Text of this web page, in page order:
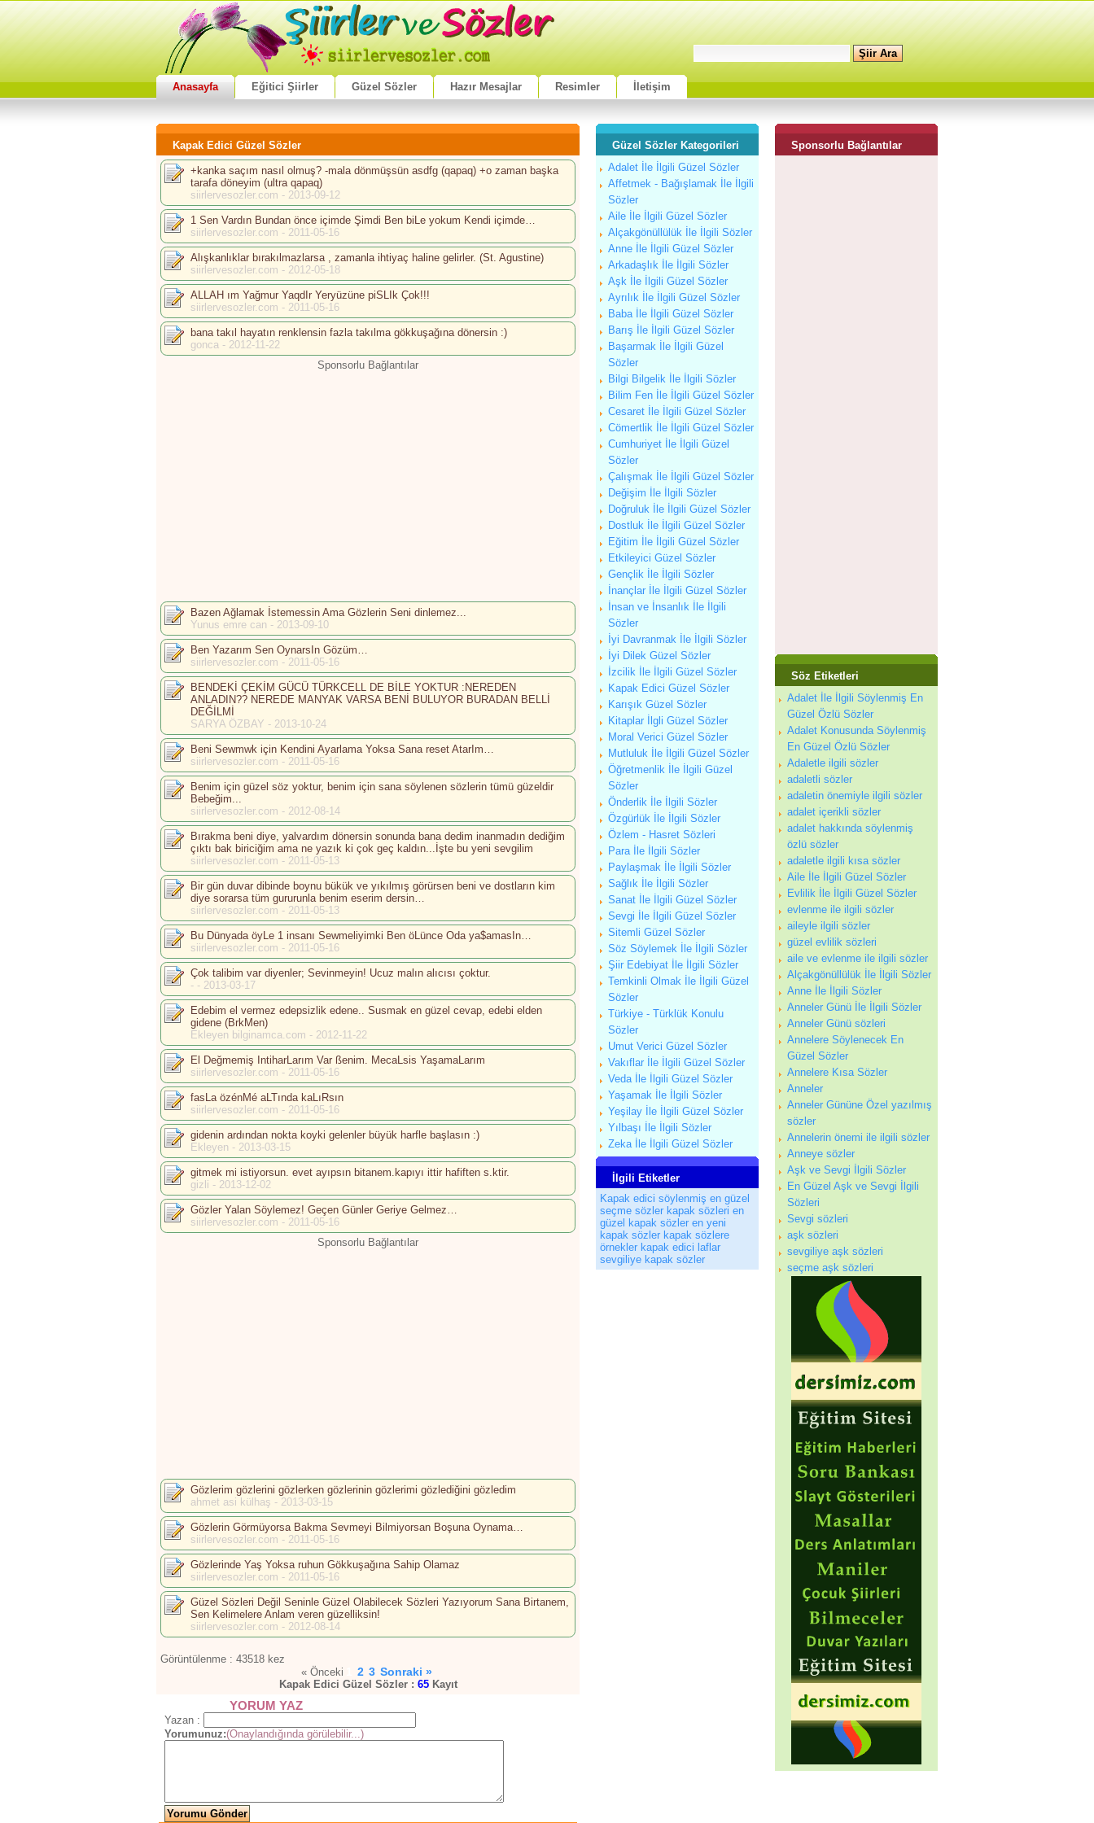
Anasayfa Eğitici Şiirler Güzel Sözler Hazır Mesajlar Resimler İletişim
Kapak Edici Güzel Sözler
+kanka saçım nasıl olmuş? -mala dönmüşsün asdfg (qapaq) +o zaman başka
tarafa döneyim (ultra qapaq)
siirlervesozler.com - 2013-09-12
1 Sen Vardın Bundan önce içimde Şimdi Ben biLe yokum Kendi içimde…
siirlervesozler.com - 2011-05-16
Alışkanlıklar bırakılmazlarsa , zamanla ihtiyaç haline gelirler. (St. Agustine)
siirlervesozler.com - 2012-05-18
ALLAH ım Yağmur YaqdIr Yeryüzüne piSLIk Çok!!!
siirlervesozler.com - 2011-05-16
bana takıl hayatın renklensin fazla takılma gökkuşağına dönersin :)
gonca - 2012-11-22
Sponsorlu Bağlantılar
Bazen Ağlamak İstemessin Ama Gözlerin Seni dinlemez...
Yunus emre can - 2013-09-10
Ben Yazarım Sen OynarsIn Gözüm…
siirlervesozler.com - 2011-05-16
BENDEKİ ÇEKİM GÜCÜ TÜRKCELL DE BİLE YOKTUR :NEREDEN
ANLADIN?? NEREDE MANYAK VARSA BENİ BULUYOR BURADAN BELLİ
DEĞİLMİ
SARYA ÖZBAY - 2013-10-24
Beni Sewmwk için Kendini Ayarlama Yoksa Sana reset AtarIm…
siirlervesozler.com - 2011-05-16
Benim için güzel söz yoktur, benim için sana söylenen sözlerin tümü güzeldir
Bebeğim...
siirlervesozler.com - 2012-08-14
Bırakma beni diye, yalvardım dönersin sonunda bana dedim inanmadın dediğim
çıktı bak biriciğim ama ne yazık ki çok geç kaldın...İşte bu yeni sevgilim
siirlervesozler.com - 2011-05-13
Bir gün duvar dibinde boynu bükük ve yıkılmış görürsen beni ve dostların kim
diye sorarsa tüm gururunla benim eserim dersin…
siirlervesozler.com - 2011-05-13
Bu Dünyada öyLe 1 insanı Sewmeliyimki Ben öLünce Oda ya$amasIn…
siirlervesozler.com - 2011-05-16
Çok talibim var diyenler; Sevinmeyin! Ucuz malın alıcısı çoktur.
- - 2013-03-17
Edebim el vermez edepsizlik edene.. Susmak en güzel cevap, edebi elden
gidene (BrkMen)
Ekleyen bilginamca.com - 2012-11-22
El Değmemiş IntiharLarım Var ßenim. MecaLsis YaşamaLarım
siirlervesozler.com - 2011-05-16
fasLa özénMé aLTında kaLıRsın
siirlervesozler.com - 2011-05-16
gidenin ardından nokta koyki gelenler büyük harfle başlasın :)
Ekleyen - 2013-03-15
gitmek mi istiyorsun. evet ayıpsın bitanem.kapıyı ittir hafiften s.ktir.
gizli - 2013-12-02
Gözler Yalan Söylemez! Geçen Günler Geriye Gelmez…
siirlervesozler.com - 2011-05-16
Sponsorlu Bağlantılar
Gözlerim gözlerini gözlerken gözlerinin gözlerimi gözlediğini gözledim
ahmet asi külhaş - 2013-03-15
Gözlerin Görmüyorsa Bakma Sevmeyi Bilmiyorsan Boşuna Oynama…
siirlervesozler.com - 2011-05-16
Gözlerinde Yaş Yoksa ruhun Gökkuşağına Sahip Olamaz
siirlervesozler.com - 2011-05-16
Güzel Sözleri Değil Seninle Güzel Olabilecek Sözleri Yazıyorum Sana Birtanem,
Sen Kelimelere Anlam veren güzelliksin!
siirlervesozler.com - 2012-08-14
Görüntülenme : 43518 kez
« Önceki
2 3 Sonraki »
Kapak Edici Güzel Sözler : 65Kayıt
YORUM YAZ
Yazan :
Yorumunuz:(Onaylandığında görülebilir...)
Güzel Sözler Kategorileri
Adalet İle İlgili Güzel Sözler
Affetmek - Bağışlamak İle İlgili
Sözler
Aile İle İlgili Güzel Sözler
Alçakgönüllülük İle İlgili Sözler
Anne İle İlgili Güzel Sözler
Arkadaşlık İle İlgili Sözler
Aşk İle İlgili Güzel Sözler
Ayrılık İle İlgili Güzel Sözler
Baba İle İlgili Güzel Sözler
Barış İle İlgili Güzel Sözler
Başarmak İle İlgili Güzel
Sözler
Bilgi Bilgelik İle İlgili Sözler
Bilim Fen İle İlgili Güzel Sözler
Cesaret İle İlgili Güzel Sözler
Cömertlik İle İlgili Güzel Sözler
Cumhuriyet İle İlgili Güzel
Sözler
Çalışmak İle İlgili Güzel Sözler
Değişim İle İlgili Sözler
Doğruluk İle İlgili Güzel Sözler
Dostluk İle İlgili Güzel Sözler
Eğitim İle İlgili Güzel Sözler
Etkileyici Güzel Sözler
Gençlik İle İlgili Sözler
İnançlar İle İlgili Güzel Sözler
İnsan ve İnsanlık İle İlgili
Sözler
İyi Davranmak İle İlgili Sözler
İyi Dilek Güzel Sözler
İzcilik İle İlgili Güzel Sözler
Kapak Edici Güzel Sözler
Karışık Güzel Sözler
Kitaplar İlgli Güzel Sözler
Moral Verici Güzel Sözler
Mutluluk İle İlgili Güzel Sözler
Öğretmenlik İle İlgili Güzel
Sözler
Önderlik İle İlgili Sözler
Özgürlük İle İlgili Sözler
Özlem - Hasret Sözleri
Para İle İlgili Sözler
Paylaşmak İle İlgili Sözler
Sağlık İle İlgili Sözler
Sanat İle İlgili Güzel Sözler
Sevgi İle İlgili Güzel Sözler
Sitemli Güzel Sözler
Söz Söylemek İle İlgili Sözler
Şiir Edebiyat İle İlgili Sözler
Temkinli Olmak İle İlgili Güzel
Sözler
Türkiye - Türklük Konulu
Sözler
Umut Verici Güzel Sözler
Vakıflar İle İlgili Güzel Sözler
Veda İle İlgili Güzel Sözler
Yaşamak İle İlgili Sözler
Yeşilay İle İlgili Güzel Sözler
Yılbaşı İle İlgili Sözler
Zeka İle İlgili Güzel Sözler
İlgili Etiketler
Kapak edici söylenmiş en güzel
seçme sözler kapak sözleri en
güzel kapak sözler en yeni
kapak sözler kapak sözlere
örnekler kapak edici laflar
sevgiliye kapak sözler
Sponsorlu Bağlantılar
Söz Etiketleri
Adalet İle İlgili Söylenmiş En
Güzel Özlü Sözler
Adalet Konusunda Söylenmiş
En Güzel Özlü Sözler
Adaletle ilgili sözler
adaletli sözler
adaletin önemiyle ilgili sözler
adalet içerikli sözler
adalet hakkında söylenmiş
özlü sözler
adaletle ilgili kısa sözler
Aile İle İlgili Güzel Sözler
Evlilik İle İlgili Güzel Sözler
evlenme ile ilgili sözler
aileyle ilgili sözler
güzel evlilik sözleri
aile ve evlenme ile ilgili sözler
Alçakgönüllülük İle İlgili Sözler
Anne İle İlgili Sözler
Anneler Günü İle İlgili Sözler
Anneler Günü sözleri
Annelere Söylenecek En
Güzel Sözler
Annelere Kısa Sözler
Anneler
Anneler Gününe Özel yazılmış
sözler
Annelerin önemi ile ilgili sözler
Anneye sözler
Aşk ve Sevgi İlgili Sözler
En Güzel Aşk ve Sevgi İlgili
Sözleri
Sevgi sözleri
aşk sözleri
sevgiliye aşk sözleri
seçme aşk sözleri